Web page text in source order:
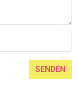
SENDEN